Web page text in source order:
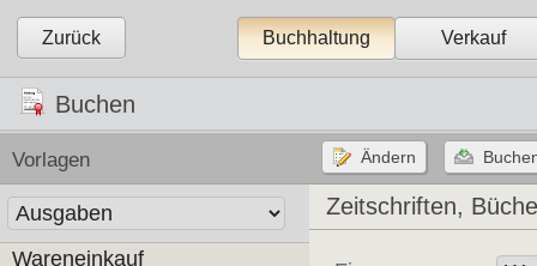
Zurück Buchhaltung Verkauf
Buchen
Vorlagen
Wareneinkauf
Zeitschriften,